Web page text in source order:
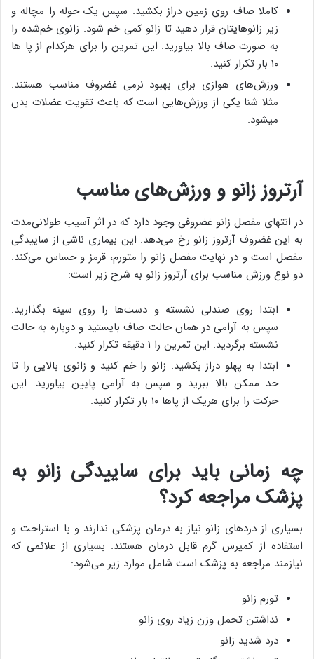
کاملا صاف روی زمین دراز بکشید. سپس یک حوله را مچاله و
زیر زانوهایتان قرار دهید تا زانو کمی خم شود. زانوی خم‌شده را
به صورت صاف بالا بیاورید. این تمرین را برای هرکدام از پا ها
۱۰ بار تکرار کنید.
ورزش‌های هوازی برای بهبود نرمی غضروف مناسب هستند.
مثلا شنا یکی از ورزش‌هایی است که باعث تقویت عضلات بدن
میشود.
آرتروز زانو و ورزش‌های مناسب
در انتهای مفصل زانو غضروفی وجود دارد که در اثر آسیب طولانی‌مدت
به این غضروف آرتروز زانو رخ می‌دهد. این بیماری ناشی از ساییدگی
مفصل است و در نهایت مفصل زانو را متورم، قرمز و حساس می‌کند.
دو نوع ورزش‌ مناسب برای آرتروز زانو به شرح زیر است:
ابتدا روی صندلی نشسته و دست‌ها را روی سینه بگذارید.
سپس به آرامی در همان حالت صاف بایستید و دوباره به حالت
نشسته برگردید. این تمرین را ۱ دقیقه تکرار کنید.
ابتدا به پهلو دراز بکشید. زانو را خم کنید و زانوی بالایی را تا
حد ممکن بالا ببرید و سپس به آرامی پایین بیاورید. این
حرکت را برای هریک از پا‌ها ۱۰ بار تکرار کنید.
چه زمانی باید برای ساییدگی زانو به
پزشک مراجعه کرد؟
بسیاری از درد‌های زانو نیاز به درمان پزشکی ندارند و با استراحت و
استفاده از کمپرس گرم قابل درمان هستند. بسیاری از علائمی که
نیازمند مراجعه به پزشک است شامل موارد زیر می‌شود:
تورم زانو
نداشتن تحمل وزن زیاد روی زانو
درد شدید زانو